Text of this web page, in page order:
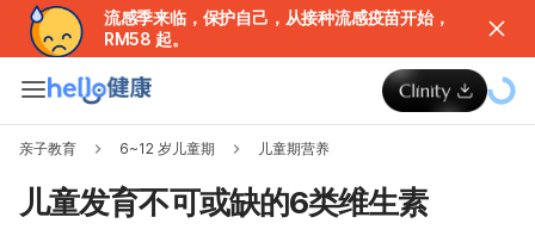
流感季来临，保护自己，从接种流感疫苗开始，
RM58 起。
亲子教育 6~12 岁儿童期 儿童期营养
儿童发育不可或缺的6类维生素